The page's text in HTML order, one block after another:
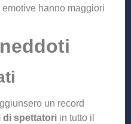
hanno maggiori
un record
di spettatori in tutto il